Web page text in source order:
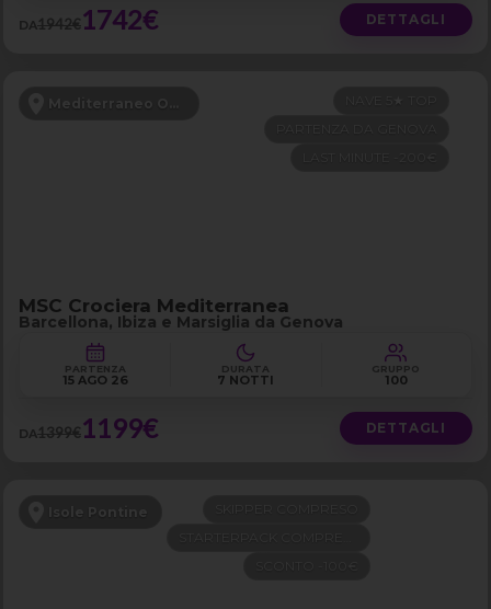
DA1942€1742€ DETTAGLI
Mediterraneo Occidentale
MSC Crociera Mediterranea
Barcellona, Ibiza e Marsiglia da Genova
PARTENZA
15 AGO 26
DURATA
7 NOTTI
GRUPPO
100
DA1399€1199€ DETTAGLI
Isole Pontine